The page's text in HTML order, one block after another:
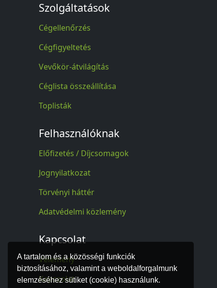
A tartalom és a közösségi funkciók
biztosításához, valamint a weboldalforgalmunk
elemzéséhez sütiket (cookie) használunk.
Szolgáltatások
Cégellenőrzés
Cégfigyeltetés
Vevőkör-átvilágítás
Céglista összeállítása
Toplisták
Felhasználóknak
Előfizetés / Díjcsomagok
Jognyilatkozat
Törvényi háttér
Adatvédelmi közlemény
Kapcsolat
Vélemény
Kapcsolat